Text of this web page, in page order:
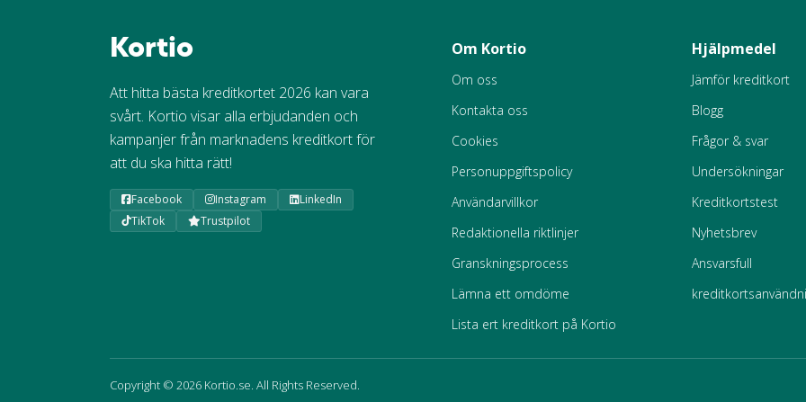
Kortio
Att hitta bästa kreditkortet 2026 kan vara
svårt. Kortio visar alla erbjudanden och
kampanjer från marknadens kreditkort för
att du ska hitta rätt!
Facebook Instagram
LinkedIn
TikTok
Trustpilot
Om Kortio
Om oss
Kontakta oss
Cookies
Personuppgiftspolicy
Användarvillkor
Redaktionella riktlinjer
Granskningsprocess
Lämna ett omdöme
Lista ert kreditkort på Kortio
Hjälpmedel
Jämför kreditkort
Blogg
Frågor & svar
Undersökningar
Kreditkortstest
Nyhetsbrev
Ansvarsfull
Copyright © 2026 Kortio.se. All Rights Reserved.